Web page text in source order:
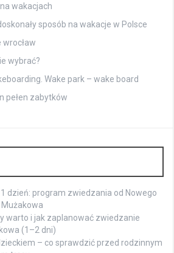
wakacjach
sposób na wakacje w Polsce
wybrać?
Wake park – wake board
pełen zabytków
dzień: program zwiedzania od Nowego
warto i jak zaplanować zwiedzanie
(1–2 dni)
– co sprawdzić przed rodzinnym